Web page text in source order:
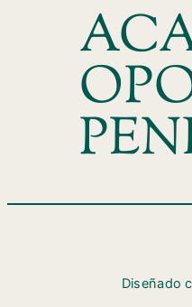
Diseñado